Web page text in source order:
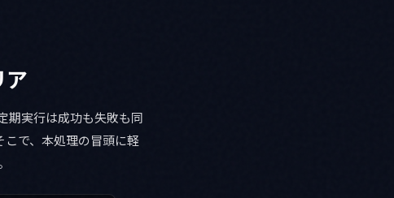
ア
期実行は成功も失敗も同
こで、本処理の冒頭に軽